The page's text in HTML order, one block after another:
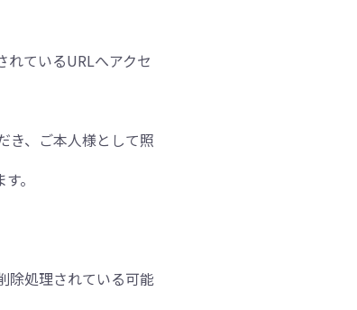
ているURLへアクセ
き、ご本人様として照
。
除処理されている可能